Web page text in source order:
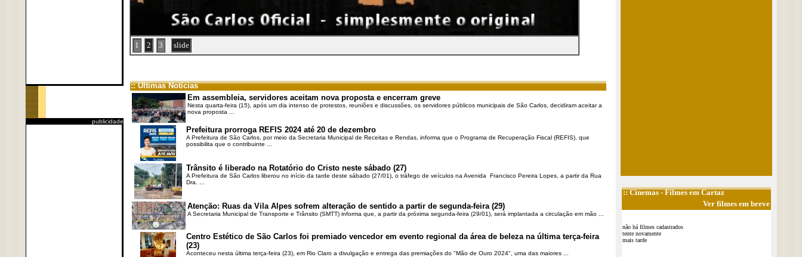
publicidade
1 2 3 slide
:: Últimas Notícias
Em assembleia, servidores aceitam nova proposta e encerram greve
Nesta quarta-feira (15), após um dia intenso de protestos, reuniões e discussões, os servidores públicos municipais de São Carlos, decidiram aceitar a
nova proposta ...
Prefeitura prorroga REFIS 2024 até 20 de dezembro
A Prefeitura de São Carlos, por meio da Secretaria Municipal de Receitas e Rendas, informa que o Programa de Recuperação Fiscal (REFIS), que
possibilita que o contribuinte ...
Trânsito é liberado na Rotatório do Cristo neste sábado (27)
A Prefeitura de São Carlos liberou no início da tarde deste sábado (27/01), o tráfego de veículos na Avenida Francisco Pereira Lopes, a partir da Rua
Dra. ...
Atenção: Ruas da Vila Alpes sofrem alteração de sentido a partir de segunda-feira (29)
A Secretaria Municipal de Transporte e Trânsito (SMTT) informa que, a partir da próxima segunda-feira (29/01), será implantada a circulação em mão ...
Centro Estético de São Carlos foi premiado vencedor em evento regional da área de beleza na última terça-feira
(23)
Aconteceu nesta última terça-feira (23), em Rio Claro a divulgação e entrega das premiações do "Mão de Ouro 2024", uma das maiores ...
::Cinemas- Filmes em Cartaz
Ver filmes em breve
não há filmes cadastrados
tente novamente
mais tarde